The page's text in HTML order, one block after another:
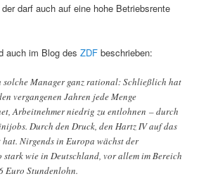
darf auch auf eine hohe Betriebsrente
auch im Blog desZDF beschrieben:
solche Manager ganz rational: Schließlich hat
vergangenen Jahren jede Menge
Arbeitnehmer niedrig zu entlohnen – durch
Durch den Druck, den Hartz IV auf das
Nirgends in Europa wächst der
wie in Deutschland, vor allem im Bereich
Euro Stundenlohn.